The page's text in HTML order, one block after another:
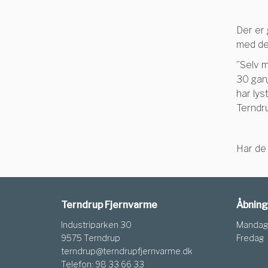
Der er
med
”Selv
30
har
Har
Terndrup Fjernvarme
Industriparken 30
9575 Terndrup
terndrup@terndrupfjernvarme.dk
Telefon: 98 33 66 33
Fredag